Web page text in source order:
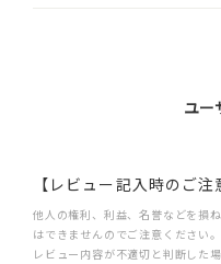
ユー
【レビュー記入時のご注
他人の権利、利益、名誉などを損
はできませんのでご注意ください。
レビュー内容が不適切と判断した